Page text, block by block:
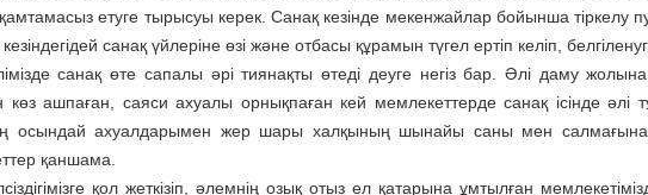
қамтамасыз етуге тырысуы керек. Санақ кезінде мекенжайлар бойынша тіркелу
санақ үйлеріне өзі және отбасы құрамын түгел ертіп келіп,
санақ өте сапалы әрі тиянақты өтеді деуге негіз бар. Әлі даму
көз ашпаған, саяси ахуалы орнықпаған кей мемлекеттерде санақ ісінде әлі
осындай ахуалдарымен жер шары халқының шынайы саны мен салмағына
қаншама.
қол жеткізіп, әлемнің озық отыз ел қатарына ұмтылған